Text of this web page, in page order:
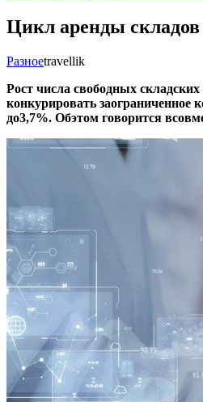
Цикл аренды
Разноеtravellik
Рост числа свободных
конкурировать заограниченное
до3,7%. Обэтом говорится